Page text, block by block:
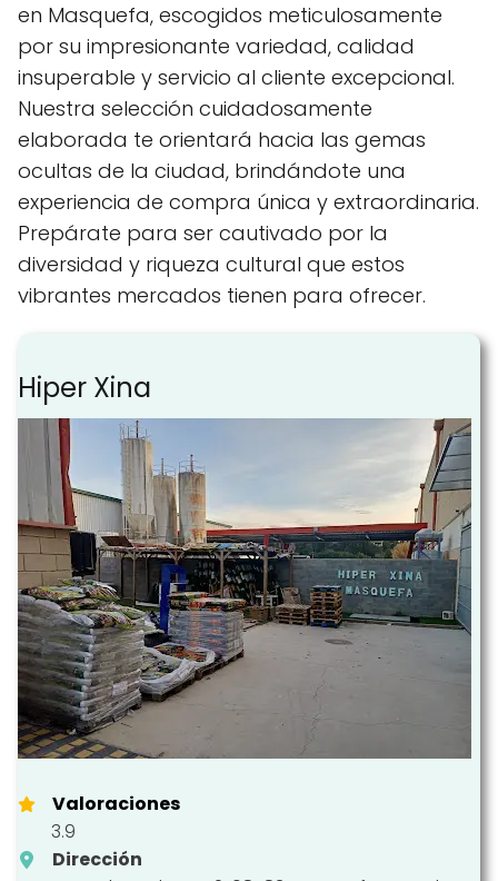
en Masquefa, escogidos meticulosamente
por su impresionante variedad, calidad
insuperable y servicio al cliente excepcional.
Nuestra selección cuidadosamente
elaborada te orientará hacia las gemas
ocultas de la ciudad, brindándote una
experiencia de compra única y extraordinaria.
Prepárate para ser cautivado por la
diversidad y riqueza cultural que estos
vibrantes mercados tienen para ofrecer.
Hiper Xina
Valoraciones
3.9
Dirección